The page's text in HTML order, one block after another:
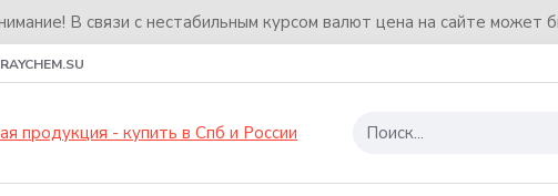
В связи с нестабильным курсом валют цена на сайте